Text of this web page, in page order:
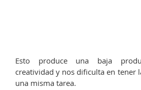
Esto produce una baja
creatividad y nos dificulta en tener
una misma tarea.